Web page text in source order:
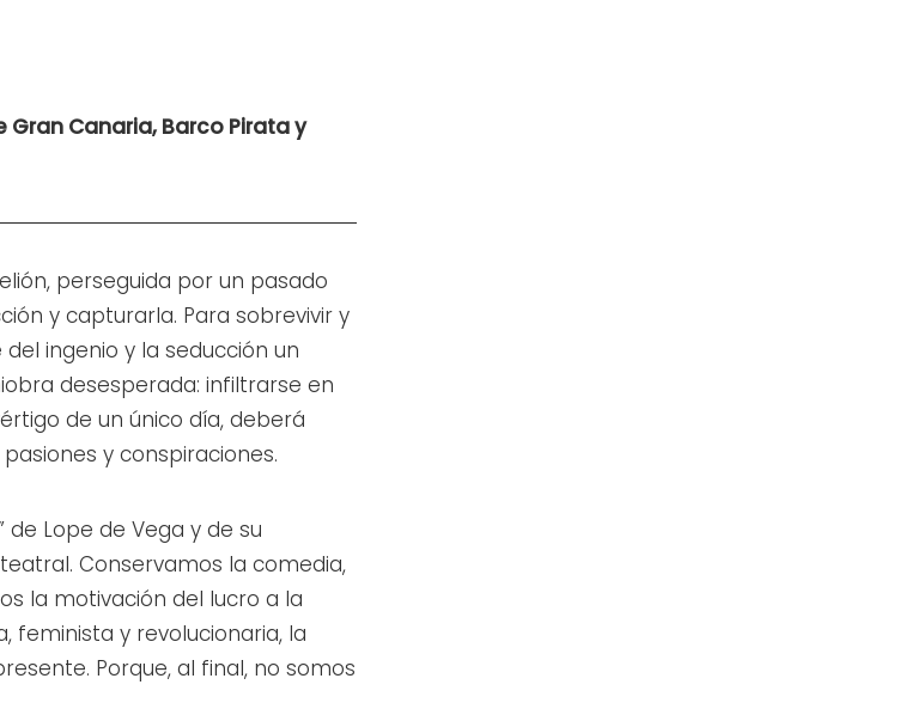
Gran Canaria, Barco Pirata y
perseguida por un pasado
y capturarla. Para sobrevivir y
ingenio y la seducción un
desesperada: infiltrarse en
de un único día, deberá
y conspiraciones.
de Lope de Vega y de su
Conservamos la comedia,
la motivación del lucro a la
feminista y revolucionaria, la
Porque, al final, no somos